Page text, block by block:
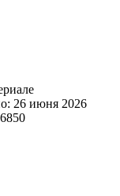
26 июня 2026